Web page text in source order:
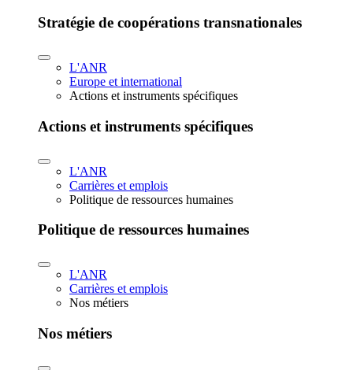
Stratégie de coopérations transnationales
L'ANR
Europe et international
Actions et instruments spécifiques
Actions et instruments spécifiques
L'ANR
Carrières et emplois
Politique de ressources humaines
Politique de ressources humaines
L'ANR
Carrières et emplois
Nos métiers
Nos métiers